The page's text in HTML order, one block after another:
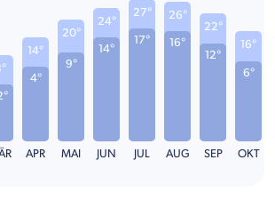
4°
14°
APR
9°
20°
MAI
14°
24°
JUN
17°
27°
JUL
16°
26°
AUG
12°
22°
SEP
6°
16°
OKT